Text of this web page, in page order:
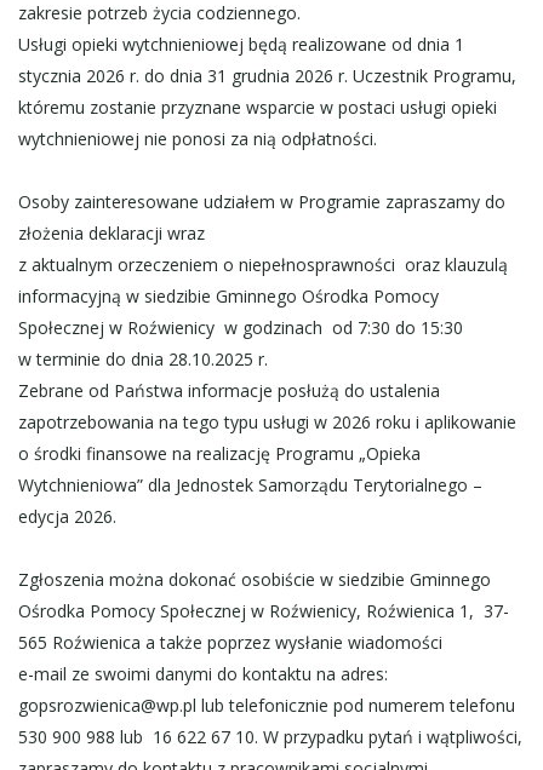
zakresie potrzeb życia codziennego.
Usługi opieki wytchnieniowej będą realizowane od dnia 1
stycznia 2026 r. do dnia 31 grudnia 2026 r. Uczestnik Programu,
któremu zostanie przyznane wsparcie w postaci usługi opieki
wytchnieniowej nie ponosi za nią odpłatności.
Osoby zainteresowane udziałem w Programie zapraszamy do
złożenia deklaracji wraz
z aktualnym orzeczeniem o niepełnosprawności oraz klauzulą
informacyjną w siedzibie Gminnego Ośrodka Pomocy
Społecznej w Roźwienicy w godzinach od 7:30 do 15:30
w terminie do dnia 28.10.2025 r.
Zebrane od Państwa informacje posłużą do ustalenia
zapotrzebowania na tego typu usługi w 2026 roku i aplikowanie
o środki finansowe na realizację Programu „Opieka
Wytchnieniowa” dla Jednostek Samorządu Terytorialnego –
edycja 2026.
Zgłoszenia można dokonać osobiście w siedzibie Gminnego
Ośrodka Pomocy Społecznej w Roźwienicy, Roźwienica 1, 37-
565 Roźwienica a także poprzez wysłanie wiadomości
e-mail ze swoimi danymi do kontaktu na adres:
gopsrozwienica@wp.pl lub telefonicznie pod numerem telefonu
530 900 988 lub 16 622 67 10. W przypadku pytań i wątpliwości,